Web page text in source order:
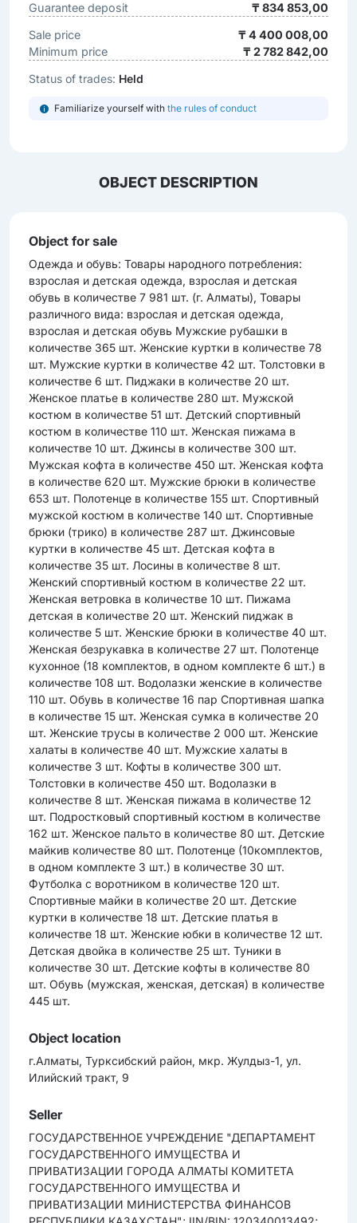
Guarantee deposit
₸ 834 853,00
Sale price
₸ 4 400 008,00
Minimum price
₸ 2 782 842,00
Status of trades: Held
Familiarize yourself with the rules of conduct
OBJECT DESCRIPTION
Object for sale
Одежда и обувь: Товары народного потребления:
взрослая и детская одежда, взрослая и детская
обувь в количестве 7 981 шт. (г. Алматы), Товары
различного вида: взрослая и детская одежда,
взрослая и детская обувь Мужские рубашки в
количестве 365 шт. Женские куртки в количестве 78
шт. Мужские куртки в количестве 42 шт. Толстовки в
количестве 6 шт. Пиджаки в количестве 20 шт.
Женское платье в количестве 280 шт. Мужской
костюм в количестве 51 шт. Детский спортивный
костюм в количестве 110 шт. Женская пижама в
количестве 10 шт. Джинсы в количестве 300 шт.
Мужская кофта в количестве 450 шт. Женская кофта
в количестве 620 шт. Мужские брюки в количестве
653 шт. Полотенце в количестве 155 шт. Спортивный
мужской костюм в количестве 140 шт. Спортивные
брюки (трико) в количестве 287 шт. Джинсовые
куртки в количестве 45 шт. Детская кофта в
количестве 35 шт. Лосины в количестве 8 шт.
Женский спортивный костюм в количестве 22 шт.
Женская ветровка в количестве 10 шт. Пижама
детская в количестве 20 шт. Женский пиджак в
количестве 5 шт. Женские брюки в количестве 40 шт.
Женская безрукавка в количестве 27 шт. Полотенце
кухонное (18 комплектов, в одном комплекте 6 шт.) в
количестве 108 шт. Водолазки женские в количестве
110 шт. Обувь в количестве 16 пар Спортивная шапка
в количестве 15 шт. Женская сумка в количестве 20
шт. Женские трусы в количестве 2 000 шт. Женские
халаты в количестве 40 шт. Мужские халаты в
количестве 3 шт. Кофты в количестве 300 шт.
Толстовки в количестве 450 шт. Водолазки в
количестве 8 шт. Женская пижама в количестве 12
шт. Подростковый спортивный костюм в количестве
162 шт. Женское пальто в количестве 80 шт. Детские
майкив количестве 80 шт. Полотенце (10комплектов,
в одном комплекте 3 шт.) в количестве 30 шт.
Футболка с воротником в количестве 120 шт.
Спортивные майки в количестве 20 шт. Детские
куртки в количестве 18 шт. Детские платья в
количестве 18 шт. Женские юбки в количестве 12 шт.
Детская двойка в количестве 25 шт. Туники в
количестве 30 шт. Детские кофты в количестве 80
шт. Обувь (мужская, женская, детская) в количестве
445 шт.
Object location
г.Алматы, Турксибский район, мкр. Жулдыз-1, ул.
Илийский тракт, 9
Seller
ГОСУДАРСТВЕННОЕ УЧРЕЖДЕНИЕ "ДЕПАРТАМЕНТ
ГОСУДАРСТВЕННОГО ИМУЩЕСТВА И
ПРИВАТИЗАЦИИ ГОРОДА АЛМАТЫ КОМИТЕТА
ГОСУДАРСТВЕННОГО ИМУЩЕСТВА И
ПРИВАТИЗАЦИИ МИНИСТЕРСТВА ФИНАНСОВ